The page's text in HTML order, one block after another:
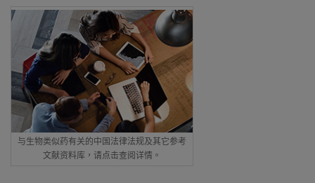
与生物类似药有关的中国法律法规及其它参考
文献资料库，请点击查阅详情。